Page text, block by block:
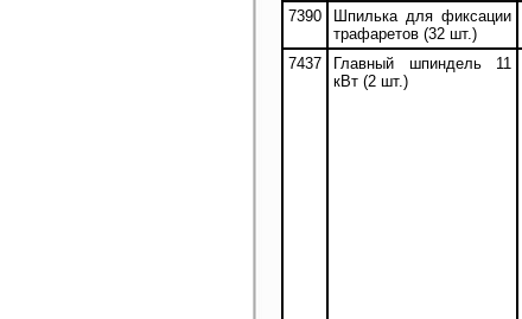
7390
Шпилька для фиксации
трафаретов (32 шт.)
7437
Главный шпиндель 11
кВт (2 шт.)